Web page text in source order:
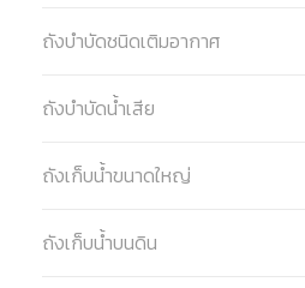
ถังบำบัดชนิดเติมอากาศ
ถังบำบัดน้ำเสีย
ถังเก็บน้ำขนาดใหญ่
ถังเก็บน้ำบนดิน